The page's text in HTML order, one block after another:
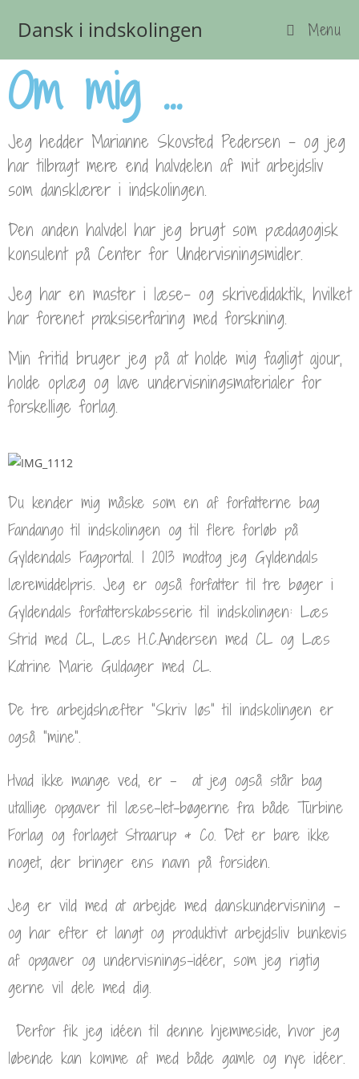
Dansk i indskolingen Menu
Om mig ...
Jeg hedder Marianne Skovsted Pedersen – og jeg
har tilbragt mere end halvdelen af mit arbejdsliv
som dansklærer i indskolingen.
Den anden halvdel har jeg brugt som pædagogisk
konsulent på Center for Undervisningsmidler.
Jeg har en master i læse- og skrivedidaktik, hvilket
har forenet praksiserfaring med forskning.
Min fritid bruger jeg på at holde mig fagligt ajour,
holde oplæg og lave undervisningsmaterialer for
forskellige forlag.
Du kender mig måske som en af forfatterne bag
Fandango til indskolingen og til flere forløb på
Gyldendals Fagportal. I 2013 modtog jeg Gyldendals
læremiddelpris. Jeg er også forfatter til tre bøger i
Gyldendals forfatterskabsserie til indskolingen: Læs
Strid med CL, Læs H.C.Andersen med CL og Læs
Katrine Marie Guldager med CL.
De tre arbejdshæfter ”Skriv løs” til indskolingen er
også ”mine”.
Hvad ikke mange ved, er – at jeg også står bag
utallige opgaver til læse-let-bøgerne fra både Turbine
Forlag og forlaget Straarup & Co. Det er bare ikke
noget, der bringer ens navn på forsiden.
Jeg er vild med at arbejde med danskundervisning –
og har efter et langt og produktivt arbejdsliv bunkevis
af opgaver og undervisnings-idéer, som jeg rigtig
gerne vil dele med dig.
Derfor fik jeg idéen til denne hjemmeside, hvor jeg
løbende kan komme af med både gamle og nye idéer.